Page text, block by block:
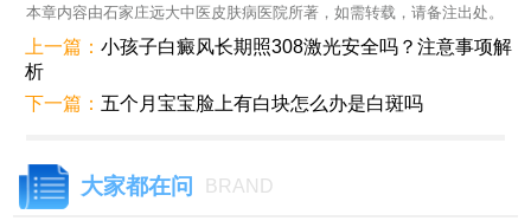
本章内容由石家庄远大中医皮肤病医院所著，如需转载，请备注出处。
上一篇：小孩子白癜风长期照308激光安全吗？注意事项解
析
下一篇： 五个月宝宝脸上有白块怎么办是白斑吗
大家都在问 BRAND